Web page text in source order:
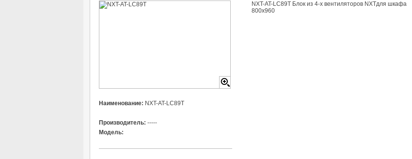
Наименование: NXT-AT-LC89T
Производитель: -----
Модель:
NXT-AT-LC89T Блок из 4-х вентиляторов NXTдля шкафа
800х960